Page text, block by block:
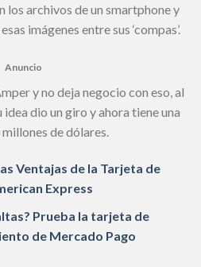
los archivos de un smartphone y
imágenes entre sus ‘compas’.
Anuncio
y no deja negocio con eso, al
dio un giro y ahora tiene una
de dólares.
Ventajas de la Tarjeta de
Express
Prueba la tarjeta de
de Mercado Pago